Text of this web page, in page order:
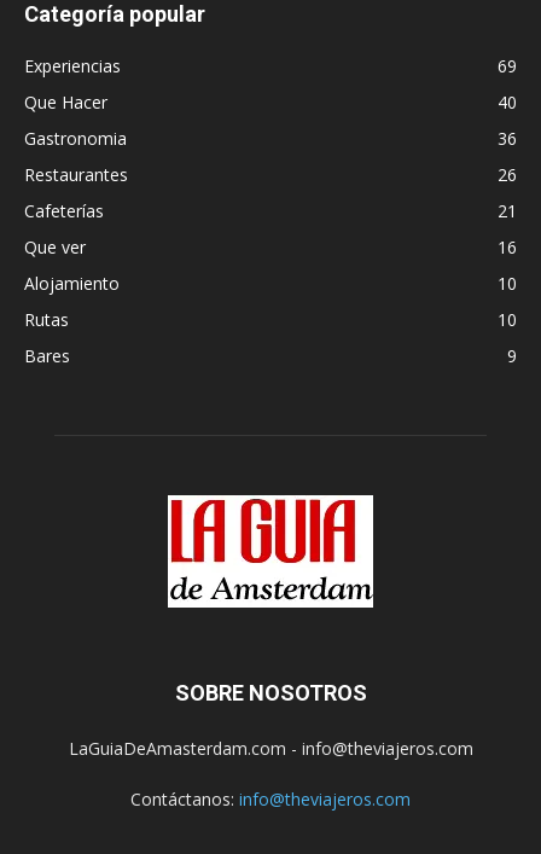
Categoría popular
Experiencias
69
Que Hacer
40
Gastronomia
36
Restaurantes
26
Cafeterías
21
Que ver
16
Alojamiento
10
Rutas
10
Bares
9
SOBRE NOSOTROS
LaGuiaDeAmasterdam.com - info@theviajeros.com
Contáctanos: info@theviajeros.com